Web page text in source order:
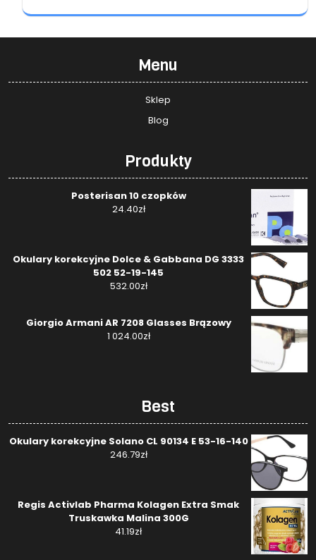
Menu
Sklep
Blog
Produkty
Posterisan 10 czopków
24.40zł
Okulary korekcyjne Dolce & Gabbana DG 3333
502 52-19-145
532.00zł
Giorgio Armani AR 7208 Glasses Brązowy
1 024.00zł
Best
Okulary korekcyjne Solano CL 90134 E 53-16-140
246.79zł
Regis Activlab Pharma Kolagen Extra Smak
Truskawka Malina 300G
41.19zł